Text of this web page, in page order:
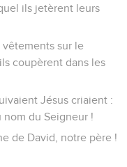
ils jetèrent leurs
sur le
coupèrent dans les
Jésus criaient :
nom du Seigneur !
de David, notre père !